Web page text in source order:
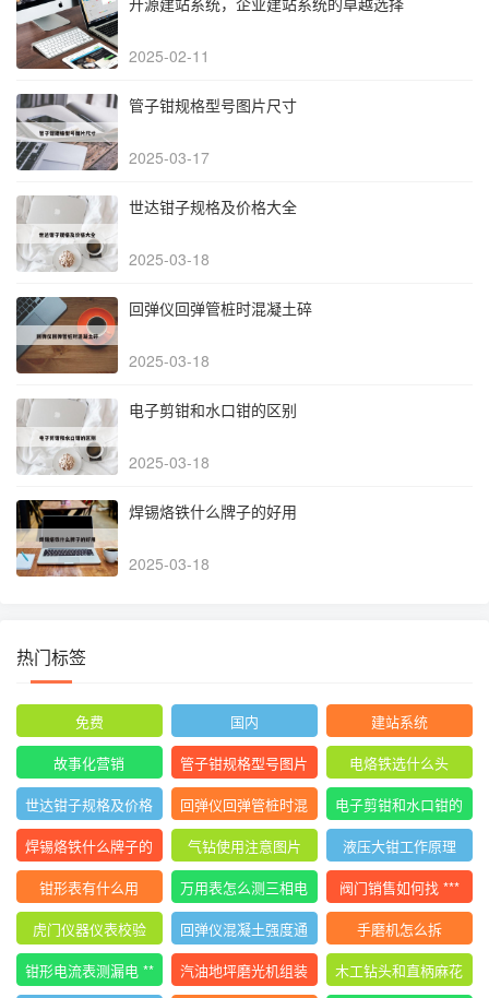
2025-02-11
管子钳规格型号图片尺寸
2025-03-17
世达钳子规格及价格大全
2025-03-18
回弹仪回弹管桩时混凝土碎
2025-03-18
电子剪钳和水口钳的区别
2025-03-18
焊锡烙铁什么牌子的好用
2025-03-18
热门标签
免费 国内
建站系统
故事化营销
管子钳规格型号图片
尺寸
电烙铁选什么头
世达钳子规格及价格
大全
回弹仪回弹管桩时混
凝土碎
电子剪钳和水口钳的
区别
焊锡烙铁什么牌子的
好用
气钻使用注意图片
液压大钳工作原理
钳形表有什么用
万用表怎么测三相电
压平衡
阀门销售如何找 ***
虎门仪器仪表校验
回弹仪混凝土强度通
用计算公式
手磨机怎么拆
钳形电流表测漏电 **
汽油地坪磨光机组装
木工钻头和直柄麻花